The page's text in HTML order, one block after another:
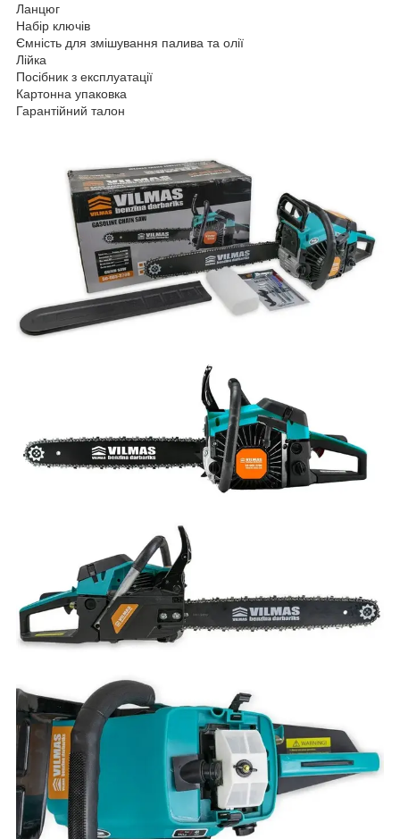
Ланцюг
Набір ключів
Ємність для змішування палива та олії
Лійка
Посібник з експлуатації
Картонна упаковка
Гарантійний талон